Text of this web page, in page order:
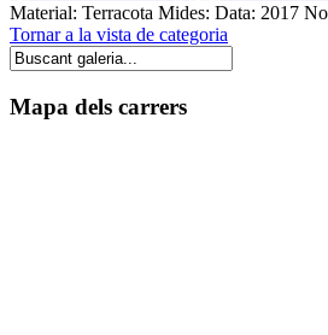
Material: Terracota Mides: Data: 2017
Tornar a la vista de categoria
Mapa dels carrers